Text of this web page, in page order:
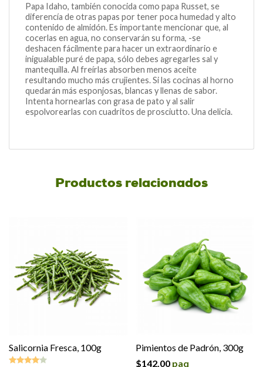
Papa Idaho, también conocida como papa Russet, se
diferencía de otras papas por tener poca humedad y alto
contenido de almidón. Es importante mencionar que, al
cocerlas en agua, no conservarán su forma, -se
deshacen fácilmente para hacer un extraordinario e
inigualable puré de papa, sólo debes agregarles sal y
mantequilla. Al freírlas absorben menos aceite
resultando mucho más crujientes. Si las cocinas al horno
quedarán más esponjosas, blancas y llenas de sabor.
Intenta hornearlas con grasa de pato y al salir
espolvorearlas con cuadritos de prosciutto. Una delicia.
Productos relacionados
Salicornia Fresca, 100g
Pimientos de Padrón, 300g
$142.00 paq